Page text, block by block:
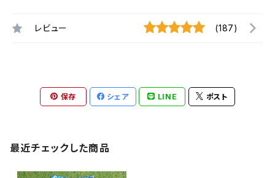
レビュー (187)
保存 シェア LINE ポスト
最近チェックした商品